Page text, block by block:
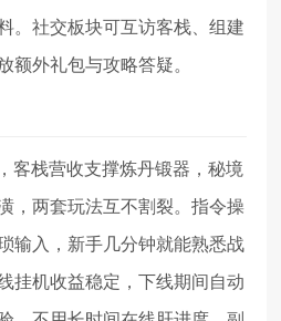
。社交板块可互访客栈、组建
额外礼包与攻略答疑。
客栈营收支撑炼丹锻器，秘境
，两套玩法互不割裂。指令操
输入，新手几分钟就能熟悉战
挂机收益稳定，下线期间自动